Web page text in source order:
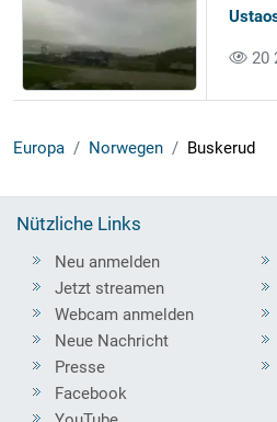
20
Europa Norwegen Buskerud
Nützliche Links
Neu anmelden
Jetzt streamen
Webcam anmelden
Neue Nachricht
Presse
Facebook